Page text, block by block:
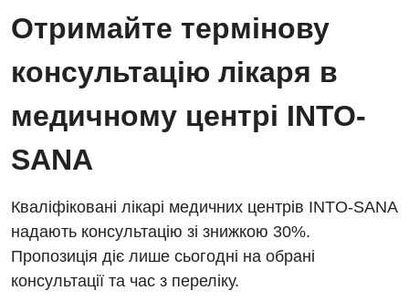
Енциклопедія
Відео
Діагностичне відділення
Інструментальна діагностика
Комп’ютерна томографія
Магнітно-резонансна томографія
Мамографія
Нейросонографія
Рентгенографія
Відділення кардіосудинної патології та неврології
Відділення невідкладних станів
Відділення інтенсивної терапії
Гінекологічне відділення
Діагностичне відділення
Ендоскопічне відділення
Онкологічне відділлення
Лікування гострого інфаркту
Національний скринінг здоров’я 40+
Отримайте термінову
консультацію лікаря в
медичному центрі INTO-
SANA
Кваліфіковані лікарі медичних центрів INTO-SANA
надають консультацію зі знижкою 30%.
Пропозиція діє лише сьогодні на обрані
консультації та час з переліку.